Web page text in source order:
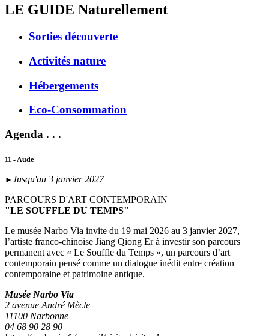
LE GUIDE Naturellement
Sorties découverte
Activités nature
Hébergements
Eco-Consommation
Agenda . . .
11 - Aude
► Jusqu'au 3 janvier 2027
PARCOURS D'ART CONTEMPORAIN
"LE SOUFFLE DU TEMPS"
Le musée Narbo Via invite du 19 mai 2026 au 3 janvier 2027,
l’artiste franco-chinoise Jiang Qiong Er à investir son parcours
permanent avec « Le Souffle du Temps », un parcours d’art
contemporain pensé comme un dialogue inédit entre création
contemporaine et patrimoine antique.
Musée Narbo Via
2 avenue André Mècle
11100 Narbonne
04 68 90 28 90